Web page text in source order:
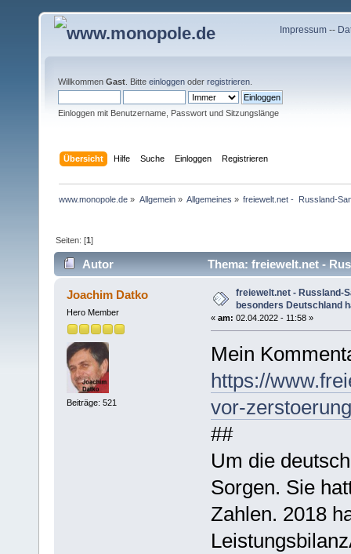
Impressum--
Willkommen Gast . Bitte einloggen oder registrieren
Einloggen mit Benutzername, Passwort und Sitzungslänge
Übersicht Hilfe Suche Einloggen Registrieren
www.monopole.de » Allgemein» Allgemeines » freiewelt.net -  Russland-
Seiten: [1]
Autor
Thema: freiewelt.net -
(Gelesen 16833 mal)
Joachim Datko
Hero Member
Beiträge: 521
freiewelt.net - Russland-
besonders Deutschland
« am: 02.04.2022 - 11:58 »
Mein
https://
vor-
##
Um die
Sorgen. Sie
Zahlen. 2018